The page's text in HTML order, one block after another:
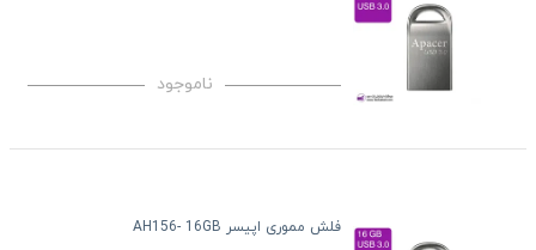
ناموجود
فلش مموری اپیسر AH156- 16GB